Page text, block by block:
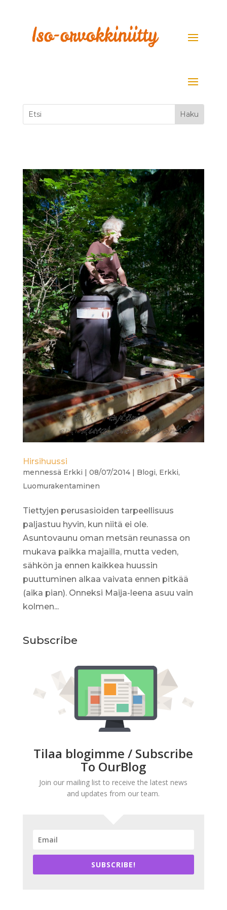
Hirsihuussi
mennessä Erkki | 08/07/2014| Blogi, Erkki,
Luomurakentaminen
Tiettyjen perusasioiden tarpeellisuus
paljastuu hyvin, kun niitä ei ole.
Asuntovaunu oman metsän reunassa on
mukava paikka majailla, mutta veden,
sähkön ja ennen kaikkea huussin
puuttuminen alkaa vaivata ennen pitkää
(aika pian). Onneksi Maija-leena asuu vain
kolmen...
Subscribe
Tilaa blogimme / Subscribe
To OurBlog
Join our mailing list to receive the latest news
and updates from our team.
SUBSCRIBE!